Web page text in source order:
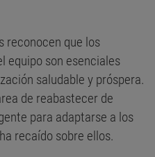
reconocen que los
equipo son esenciales
saludable y próspera.
de reabastecer de
para adaptarse a los
recaído sobre ellos.